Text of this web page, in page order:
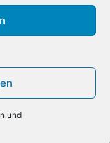
und
(0)33 221 98 44
(0)79 403 8 403